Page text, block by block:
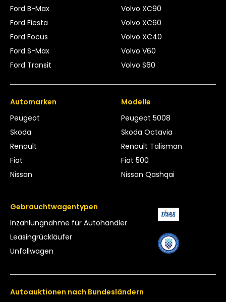
Ford B-Max
Ford Fiesta
Ford Focus
Ford S-Max
Ford Transit
Volvo XC90
Volvo XC60
Volvo XC40
Volvo V60
Volvo S60
Automarken
Peugeot
Skoda
Renault
Fiat
Nissan
Modelle
Peugeot 5008
Skoda Octavia
Renault Talisman
Fiat 500
Nissan Qashqai
Gebrauchtwagentypen
Inzahlungnahme für Autohändler
Leasing­rückläufer
Unfallwagen
Autoauktionen nach Bundesländern